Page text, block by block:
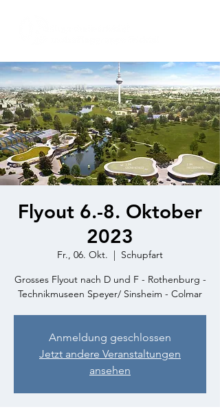
Flyout 6.-8. Oktober
2023
Fr., 06. Okt.
  |
Schupfart
Grosses Flyout nach D und F - Rothenburg -
Technikmuseen Speyer/ Sinsheim - Colmar
Anmeldung geschlossen
Jetzt andere Veranstaltungen
ansehen